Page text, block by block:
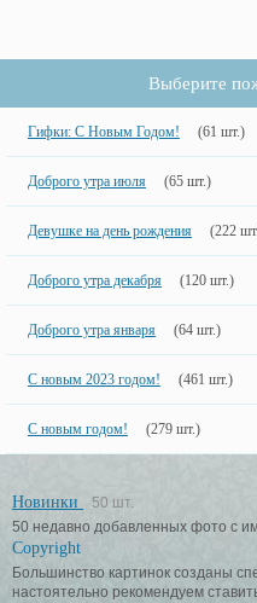
Выберите
Гифки: С Новым Годом! (61 шт.)
Доброго утра июля (65 шт.)
Девушке на день рождения (222
Доброго утра декабря (120 шт.)
Доброго утра января (64 шт.)
С новым 2023 годом! (461 шт.)
С новым годом! (279 шт.)
Новинки
50 шт.
50 недавно добавленных фото с
Copyright
Большинство картинок созданы
настоятельно рекомендуем